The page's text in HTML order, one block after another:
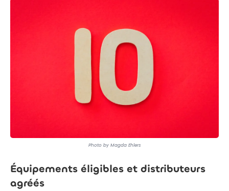
Photo by Magda Ehlers
Équipements éligibles et distributeurs
agréés